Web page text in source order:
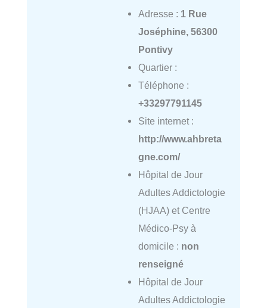
Adresse : 1 Rue
Joséphine, 56300
Pontivy
Quartier :
Téléphone :
+33297791145
Site internet :
http://www.ahbreta
gne.com/
Hôpital de Jour
Adultes Addictologie
(HJAA) et Centre
Médico-Psy à
domicile : non
renseigné
Hôpital de Jour
Adultes Addictologie